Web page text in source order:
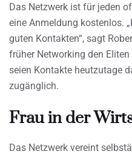
Das Netzwerk ist für jeden
eine Anmeldung kostenlos.
guten Kontakten“, sagt
früher Networking den
seien Kontakte heutzutage
zugänglich.
Frau in der
Das Netzwerk vereint